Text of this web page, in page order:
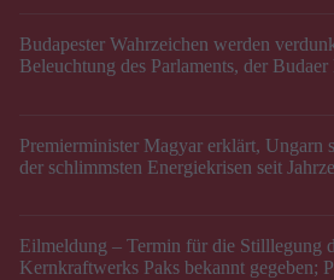
Budapester Wahrzeichen werden
Beleuchtung des Parlaments, der
Premierminister Magyar erklärt, Ungarn
der schlimmsten Energiekrisen seit
Eilmeldung – Termin für die Stilllegung
Kernkraftwerks Paks bekannt gegeben;